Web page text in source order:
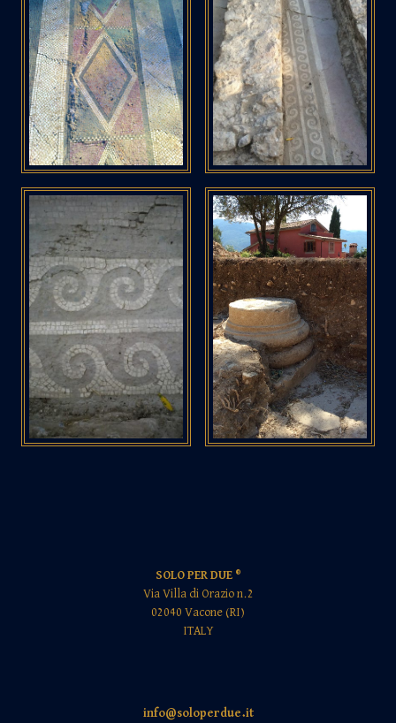
SOLO PER DUE ®
Via Villa di Orazio n.2
02040 Vacone (RI)
ITALY
info@soloperdue.it